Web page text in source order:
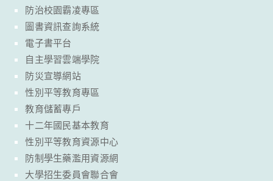
防治校園霸凌專區
圖書資訊查詢系統
電子書平台
自主學習雲端學院
防災宣導網站
性別平等教育專區
教育儲蓄專戶
十二年國民基本教育
性別平等教育資源中心
防制學生藥濫用資源網
大學招生委員會聯合會